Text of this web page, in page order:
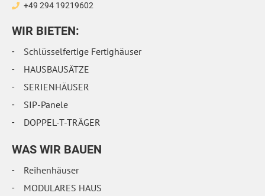
+49 294 19219602
WIR BIETEN:
Schlüsselfertige Fertighäuser
HAUSBAUSÄTZE
SERIENHÄUSER
SIP-Panele
DOPPEL-T-TRÄGER
WAS WIR BAUEN
Reihenhäuser
MODULARES HAUS